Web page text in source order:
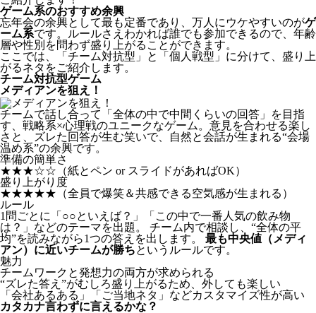
ゲーム系のおすすめ余興
忘年会の余興として最も定番であり、万人にウケやすいのがゲ
ーム系です。ルールさえわかれば誰でも参加できるので、年齢
層や性別を問わず盛り上がることができます。
ここでは、「チーム対抗型」と「個人戦型」に分けて、盛り上
がるネタをご紹介します。
チーム対抗型ゲーム
メディアンを狙え！
チームで話し合って「全体の中で中間くらいの回答」を目指
す、戦略系×心理戦のユニークなゲーム。意見を合わせる楽し
さと、ズレた回答が生む笑いで、自然と会話が生まれる“会場
温め系”の余興です。
準備の簡単さ
★★★☆☆ （紙とペン or スライドがあればOK）
盛り上がり度
★★★★★ （全員で爆笑＆共感できる空気感が生まれる）
ルール
1問ごとに「○○といえば？」「この中で一番人気の飲み物
は？」などのテーマを出題。 チーム内で相談し、“全体の平
均”を読みながら1つの答えを出します。 最も中央値（メディ
アン）に近いチームが勝ちというルールです。
魅力
チームワークと発想力の両方が求められる
“ズレた答え”がむしろ盛り上がるため、外しても楽しい
「会社あるある」「ご当地ネタ」などカスタマイズ性が高い
カタカナ言わずに言えるかな？